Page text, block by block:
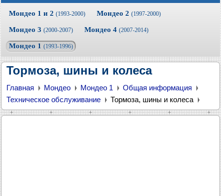
Мондео 1 и 2 (1993-2000) Мондео 2 (1997-2000)
Мондео 3 (2000-2007) Мондео 4 (2007-2014)
Мондео 1 (1993-1996)
Тормоза, шины и колеса
Главная Мондео Мондео 1
Общая информация
Техническое обслуживание
Тормоза, шины и колеса